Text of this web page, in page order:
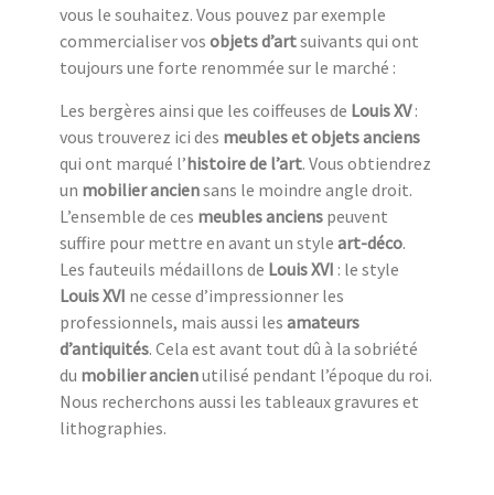
vous le souhaitez. Vous pouvez par exemple
commercialiser vos objets d’artsuivants qui ont
toujours une forte renommée sur le marché :
Les bergères ainsi que les coiffeuses de Louis XV:
vous trouverez ici des meubles et objets anciens
qui ont marqué l’histoire de l’art. Vous obtiendrez
un mobilier anciensans le moindre angle droit.
L’ensemble de ces meubles anciens peuvent
suffire pour mettre en avant un style art-déco.
Les fauteuils médaillons de Louis XVI : le style
Louis XVI ne cesse d’impressionner les
professionnels, mais aussi les amateurs
d’antiquités. Cela est avant tout dû à la sobriété
du mobilier ancienutilisé pendant l’époque du roi.
Nous recherchons aussi les tableaux gravures et
lithographies.